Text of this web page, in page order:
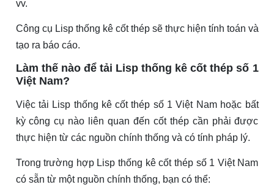
vv.
Công cụ Lisp thống kê cốt thép sẽ thực hiện tính toán và
tạo ra báo cáo.
Làm thế nào để tải Lisp thống kê cốt thép số 1
Việt Nam?
Việc tải Lisp thống kê cốt thép số 1 Việt Nam hoặc bất
kỳ công cụ nào liên quan đến cốt thép cần phải được
thực hiện từ các nguồn chính thống và có tính pháp lý.
Trong trường hợp Lisp thống kê cốt thép số 1 Việt Nam
có sẵn từ một nguồn chính thống, bạn có thể: